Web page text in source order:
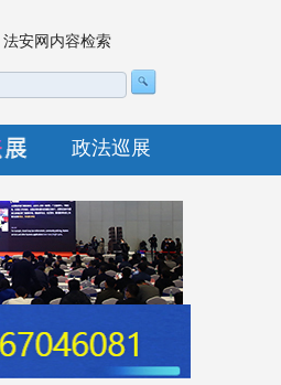
法安网内容检索
政法巡展